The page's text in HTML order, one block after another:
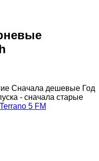
Сначала дешевые Год
- сначала старые